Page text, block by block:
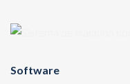
Software